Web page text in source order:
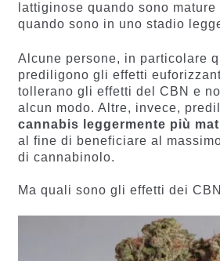
lattiginose quando sono mature
quando sono in uno stadio
Alcune persone, in particolare
prediligono gli effetti
tollerano gli effetti del CBN e
alcun modo. Altre, invece,
cannabis leggermente più
al fine di beneficiare al
di cannabinolo.
Ma quali sono gli effetti dei